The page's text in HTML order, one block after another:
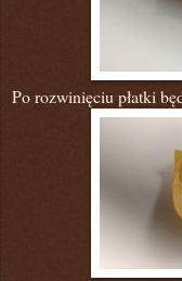
Po rozwinięciu płatki